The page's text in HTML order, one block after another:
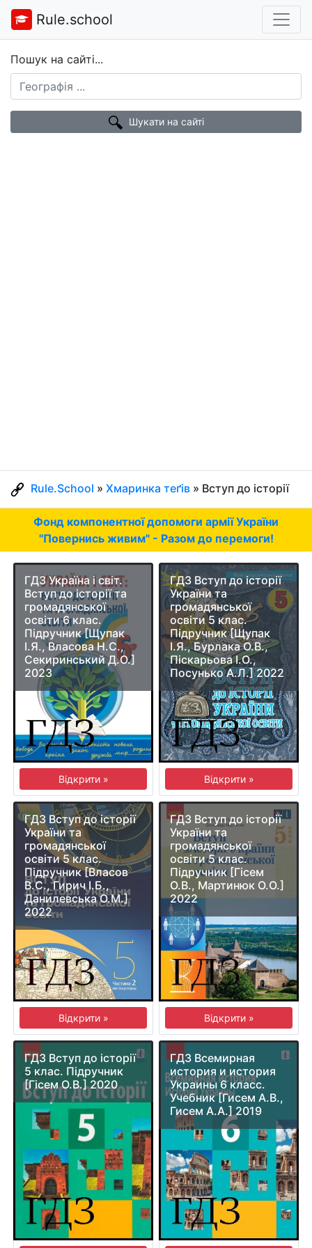
Rule.school
Пошук на сайті...
Шукати на сайті
Rule.School » Хмаринка теґів » Вступ до історії
Фонд компонентної допомоги армії України
"Повернись живим" - Разом до перемоги!
ГДЗ Україна і світ.
Вступ до історії та
громадянської
освіти 6 клас.
Підручник [Щупак
І.Я., Власова Н.С.,
Секиринський Д.О.]
2023
Відкрити »
ГДЗ Вступ до історії
України та
громадянської
освіти 5 клас.
Підручник [Щупак
І.Я., Бурлака О.В.,
Піскарьова І.О.,
Посунько А.Л.] 2022
Відкрити »
ГДЗ Вступ до історії
України та
громадянської
освіти 5 клас.
Підручник [Власов
В.С., Гирич І.Б.,
Данилевська О.М.]
2022
Відкрити »
ГДЗ Вступ до історії
України та
громадянської
освіти 5 клас.
Підручник [Гісем
О.В., Мартинюк О.О.]
2022
Відкрити »
ГДЗ Вступ до історії
5 клас. Підручник
[Гісем О.В.] 2020
ГДЗ Всемирная
история и история
Украины 6 класс.
Учебник [Гисем А.В.,
Гисем А.А.] 2019